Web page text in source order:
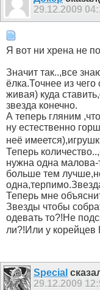
29.12.2009
Я вот ни хрена не
Значит так..,все
ёлка.Точнее из чего
живая) куда
звезда конечно.
А теперь гляним
ну естественно
неё
Теперь
нужна одна малова-
больше тем
Теперь мне
Звезды чтобы
одевать то?!Не
ли?!Или у корейцев
Special
29.12.2009